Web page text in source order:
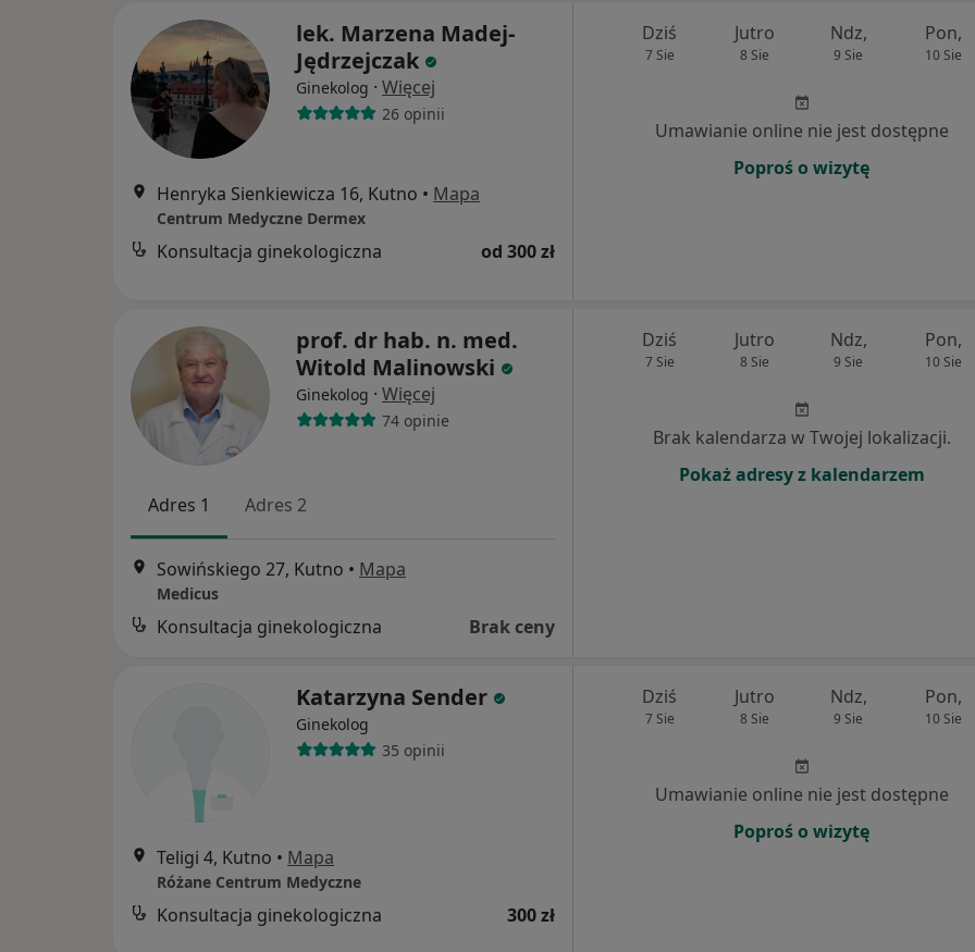
lek. Marzena Madej-
Jędrzejczak
Ginekolog · Więcej
26 opinii
Henryka Sienkiewicza 16, Kutno • Mapa
Centrum Medyczne Dermex
Konsultacja ginekologiczna od 300 zł
Dziś
7 Sie
Jutro
8 Sie
Ndz,
9 Sie
Pon,
10 Sie
Umawianie online nie jest dostępne
Poproś o wizytę
prof. dr hab. n. med.
Witold Malinowski
Ginekolog · Więcej
74 opinie
Adres 1 Adres 2
Sowińskiego 27, Kutno • Mapa
Medicus
Konsultacja ginekologiczna Brak ceny
Dziś
7 Sie
Jutro
8 Sie
Ndz,
9 Sie
Pon,
10 Sie
Brak kalendarza w Twojej lokalizacji.
Pokaż adresy z kalendarzem
Katarzyna Sender
Ginekolog
35 opinii
Teligi 4, Kutno • Mapa
Różane Centrum Medyczne
Konsultacja ginekologiczna 300 zł
Dziś
7 Sie
Jutro
8 Sie
Ndz,
9 Sie
Pon,
10 Sie
Umawianie online nie jest dostępne
Poproś o wizytę